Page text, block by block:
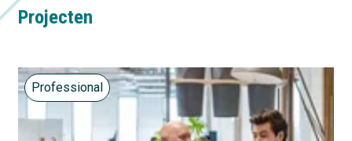
Projecten
Professional